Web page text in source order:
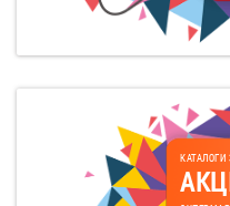
КАТАЛОГИ